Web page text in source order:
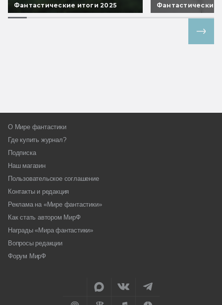
Фантастические итоги 2025 Фантастические
О Мире фантастики
Где купить журнал?
Подписка
Наш магазин
Пользовательское соглашение
Контакты и редакция
Реклама на «Мире фантастики»
Как стать автором МирФ
Награды «Мира фантастики»
Вопросы редакции
Форум МирФ